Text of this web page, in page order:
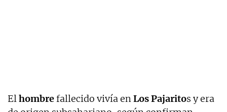
Elhombrefallecido vivía enLos Pajaritos y era